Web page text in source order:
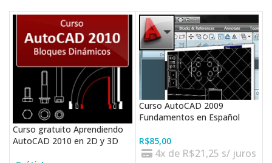
Curso gratuito Aprendiendo
AutoCAD 2010 en 2D y 3D
Curso AutoCAD 2009
Fundamentos en Español
R$85,00
4x de R$21,25 s/ juros